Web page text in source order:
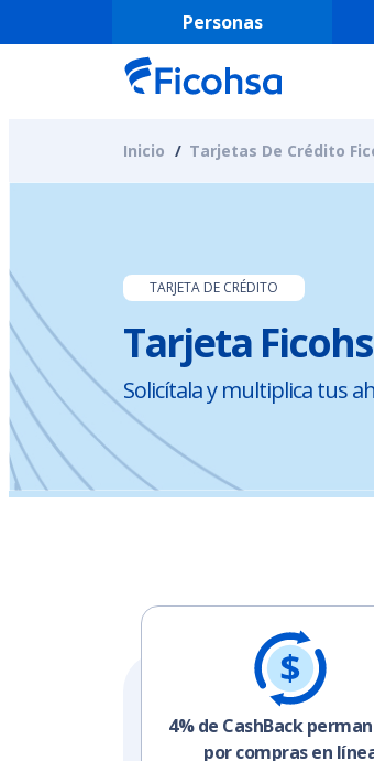
Personas
Inicio Tarjetas De Crédito
TARJETA DE CRÉDITO
Tarjeta
Solicítala y multiplica tus
4% de CashBack
por compras en